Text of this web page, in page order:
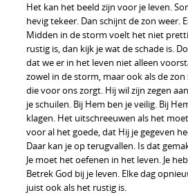
Het kan het beeld zijn voor je leven.
hevig tekeer. Dan schijnt de zon weer.
Midden in de storm voelt het niet
rustig is, dan kijk je wat de schade is.
dat we er in het leven niet alleen
zowel in de storm, maar ook als de
die voor ons zorgt. Hij wil zijn zegen
je schuilen. Bij Hem ben je veilig. Bij
klagen. Het uitschreeuwen als het
voor al het goede, dat Hij je gegeven
Daar kan je op terugvallen. Is dat
Je moet het oefenen in het leven. Je
Betrek God bij je leven. Elke dag
juist ook als het rustig is.